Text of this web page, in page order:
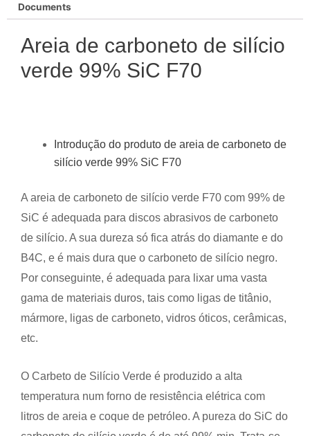
Documents
Areia de carboneto de silício
verde 99% SiC F70
Introdução do produto de areia de carboneto de
silício verde 99% SiC F70
A areia de carboneto de silício verde F70 com 99% de
SiC é adequada para discos abrasivos de carboneto
de silício. A sua dureza só fica atrás do diamante e do
B4C, e é mais dura que o carboneto de silício negro.
Por conseguinte, é adequada para lixar uma vasta
gama de materiais duros, tais como ligas de titânio,
mármore, ligas de carboneto, vidros óticos, cerâmicas,
etc.
O Carbeto de Silício Verde é produzido a alta
temperatura num forno de resistência elétrica com
litros de areia e coque de petróleo. A pureza do SiC do